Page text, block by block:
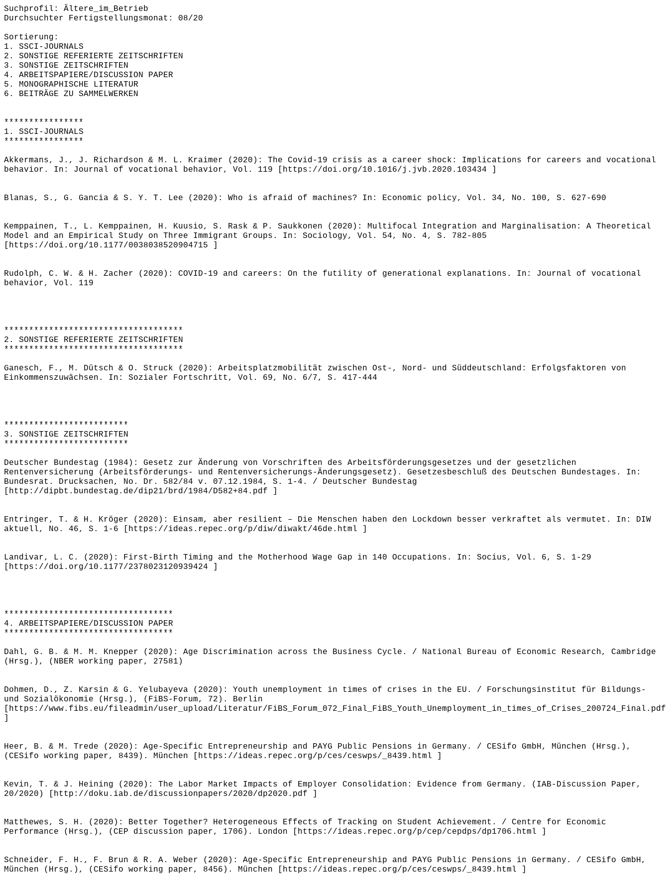
Suchprofil: Ältere_im_Betrieb
Durchsuchter Fertigstellungsmonat: 08/20
Sortierung:
1. SSCI-JOURNALS
2. SONSTIGE REFERIERTE ZEITSCHRIFTEN
3. SONSTIGE ZEITSCHRIFTEN
4. ARBEITSPAPIERE/DISCUSSION PAPER
5. MONOGRAPHISCHE LITERATUR
6. BEITRÄGE ZU SAMMELWERKEN
****************
1. SSCI-JOURNALS
****************
Akkermans, J., J. Richardson & M. L. Kraimer (2020): The Covid-19 crisis as a career shock: Implications for careers and vocational
behavior. In: Journal of vocational behavior, Vol. 119 [https://doi.org/10.1016/j.jvb.2020.103434 ]
Blanas, S., G. Gancia & S. Y. T. Lee (2020): Who is afraid of machines? In: Economic policy, Vol. 34, No. 100, S. 627-690
Kemppainen, T., L. Kemppainen, H. Kuusio, S. Rask & P. Saukkonen (2020): Multifocal Integration and Marginalisation: A Theoretical
Model and an Empirical Study on Three Immigrant Groups. In: Sociology, Vol. 54, No. 4, S. 782-805
[https://doi.org/10.1177/0038038520904715 ]
Rudolph, C. W. & H. Zacher (2020): COVID-19 and careers: On the futility of generational explanations. In: Journal of vocational
behavior, Vol. 119
************************************
2. SONSTIGE REFERIERTE ZEITSCHRIFTEN
************************************
Ganesch, F., M. Dütsch & O. Struck (2020): Arbeitsplatzmobilität zwischen Ost-, Nord- und ­Süddeutschland: Erfolgsfaktoren von
Einkommenszuwächsen. In: Sozialer Fortschritt, Vol. 69, No. 6/7, S. 417-444
*************************
3. SONSTIGE ZEITSCHRIFTEN
*************************
Deutscher Bundestag (1984): Gesetz zur Änderung von Vorschriften des Arbeitsförderungsgesetzes und der gesetzlichen
Rentenversicherung (Arbeitsförderungs- und Rentenversicherungs-Änderungsgesetz). Gesetzesbeschluß des Deutschen Bundestages. In:
Bundesrat. Drucksachen, No. Dr. 582/84 v. 07.12.1984, S. 1-4. / Deutscher Bundestag
[http://dipbt.bundestag.de/dip21/brd/1984/D582+84.pdf ]
Entringer, T. & H. Kröger (2020): Einsam, aber resilient – Die Menschen haben den Lockdown besser verkraftet als vermutet. In: DIW
aktuell, No. 46, S. 1-6 [https://ideas.repec.org/p/diw/diwakt/46de.html ]
Landivar, L. C. (2020): First-Birth Timing and the Motherhood Wage Gap in 140 Occupations. In: Socius, Vol. 6, S. 1-29
[https://doi.org/10.1177/2378023120939424 ]
**********************************
4. ARBEITSPAPIERE/DISCUSSION PAPER
**********************************
Dahl, G. B. & M. M. Knepper (2020): Age Discrimination across the Business Cycle. / National Bureau of Economic Research, Cambridge
(Hrsg.), (NBER working paper, 27581)
Dohmen, D., Z. Karsin & G. Yelubayeva (2020): Youth unemployment in times of crises in the EU. / Forschungsinstitut für Bildungs-
und Sozialökonomie (Hrsg.), (FiBS-Forum, 72). Berlin
[https://www.fibs.eu/fileadmin/user_upload/Literatur/FiBS_Forum_072_Final_FiBS_Youth_Unemployment_in_times_of_Crises_200724_Final.pdf
]
Heer, B. & M. Trede (2020): Age-Specific Entrepreneurship and PAYG Public Pensions in Germany. / CESifo GmbH, München (Hrsg.),
(CESifo working paper, 8439). München [https://ideas.repec.org/p/ces/ceswps/_8439.html ]
Kevin, T. & J. Heining (2020): The Labor Market Impacts of Employer Consolidation: Evidence from Germany. (IAB-Discussion Paper,
20/2020) [http://doku.iab.de/discussionpapers/2020/dp2020.pdf ]
Matthewes, S. H. (2020): Better Together? Heterogeneous Effects of Tracking on Student Achievement. / Centre for Economic
Performance (Hrsg.), (CEP discussion paper, 1706). London [https://ideas.repec.org/p/cep/cepdps/dp1706.html ]
Schneider, F. H., F. Brun & R. A. Weber (2020): Age-Specific Entrepreneurship and PAYG Public Pensions in Germany. / CESifo GmbH,
München (Hrsg.), (CESifo working paper, 8456). München [https://ideas.repec.org/p/ces/ceswps/_8439.html ]